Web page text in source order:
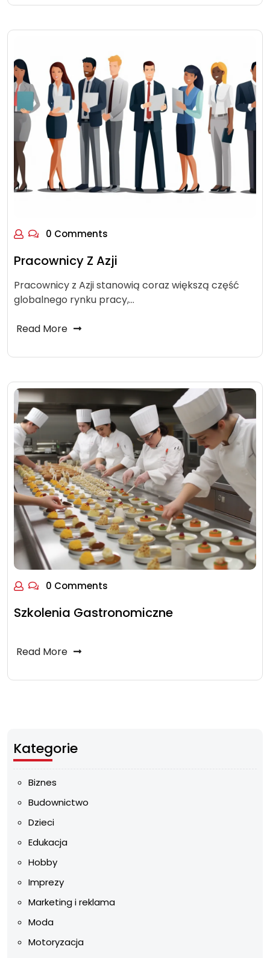
0 Comments
Pracownicy Z Azji
Pracownicy z Azji stanowią coraz większą część
globalnego rynku pracy,…
Read More
0 Comments
Szkolenia Gastronomiczne
Read More
Kategorie
Biznes
Budownictwo
Dzieci
Edukacja
Hobby
Imprezy
Marketing i reklama
Moda
Motoryzacja